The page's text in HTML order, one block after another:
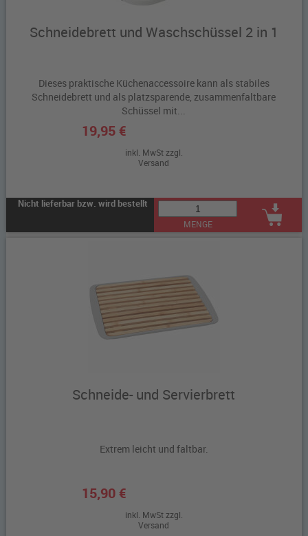
Schneidebrett und Waschschüssel 2 in 1
Dieses praktische Küchenaccessoire kann als stabiles
Schneidebrett und als platzsparende, zusammenfaltbare
Schüssel mit...
19,95 €
inkl. MwSt zzgl.
Versand
Nicht lieferbar bzw. wird bestellt
MENGE
Schneide- und Servierbrett
Extrem leicht und faltbar.
15,90 €
inkl. MwSt zzgl.
Versand